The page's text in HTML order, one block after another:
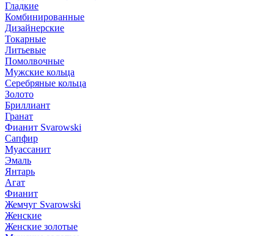
Гладкие
Комбинированные
Дизайнерские
Токарные
Литьевые
Помолвочные
Мужские кольца
Серебряные кольца
Золото
Бриллиант
Гранат
Фианит Svarowski
Сапфир
Муассанит
Эмаль
Янтарь
Агат
Фианит
Жемчуг Svarowski
Женские
Женские золотые